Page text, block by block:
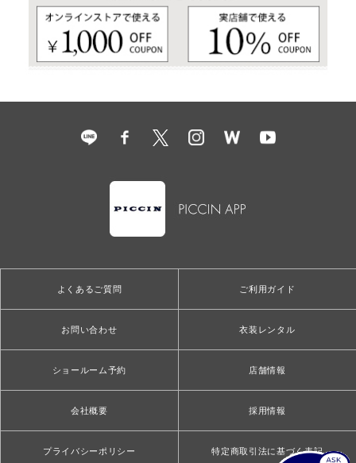
よくあるご質問 ご利用ガイド
お問い合わせ 衣装レンタル
ショールーム予約 店舗情報
会社概要 採用情報
プライバシーポリシー 特定商取引法に基づく表記